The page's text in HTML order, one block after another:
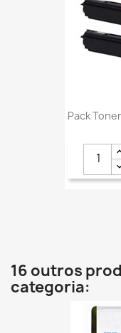
Pack
16 outros
categoria: